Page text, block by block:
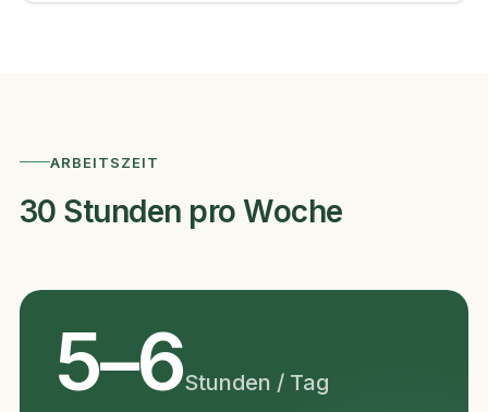
ARBEITSZEIT
30 Stunden pro Woche
5–6Stunden / Tag